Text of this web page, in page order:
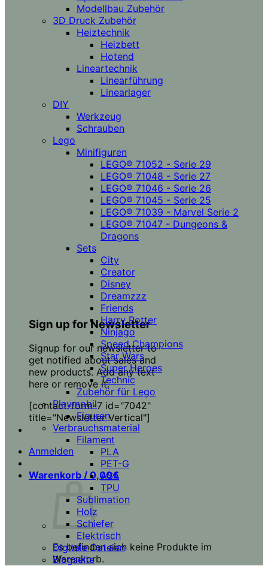
Sign up for Newsletter
Signup for our newsletter to
get notified about sales and
new products. Add any text
here or remove it.
[contact-form-7 id="7042"
title="Newsletter Vertical"]
Anmelden
Warenkorb / 0,00€
Es befinden sich keine Produkte im
Warenkorb.
Modellbau Zubehör
3D Druck Zubehör
Heiztechnik
Heizbett
Hotend
Lineartechnik
Linearführung
Linearlager
DIY
Werkzeug
Schrauben
Lego
Minifiguren
LEGO® 71052 - Serie 29
LEGO® 71048 - Serie 27
LEGO® 71046 - Serie 26
LEGO® 71045 - Serie 25
LEGO® 71039 - Marvel Serie 2
LEGO® 71047 - Dungeons &
Dragons
Sets
City
Creator
Disney
Dreamzzz
Friends
Harry Potter
Ninjago
Speed Champions
Star Wars
Super Heroes
Technic
Zubehör für Lego
Playmobil
Figuren
Verbrauchsmaterial
Filament
PLA
PET-G
ASA
TPU
Sublimation
Holz
Schiefer
Elektrisch
Digitale Dateien
Blogseite